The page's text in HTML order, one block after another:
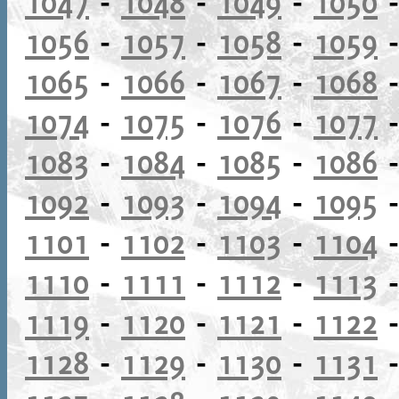
1056 -1057 -1058-1059
1065 - 1066-1067-1068
1074 - 1075 - 1076-1077
1083- 1084 - 1085 - 1086
1092- 1093-1094 - 1095
1101 - 1102-1103- 1104
1110 - 1111 - 1112-1113
1119 - 1120 - 1121 - 1122
1128- 1129 - 1130 - 1131